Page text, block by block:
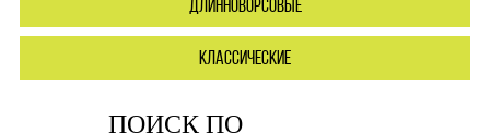
ПОИСК ПО
длинноворсовые
классические